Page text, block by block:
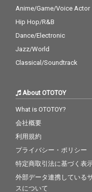
Anime/Game/Voice Actor
Hip Hop/R&B
Dance/Electronic
Jazz/World
Classical/Soundtrack
About OTOTOY
What is OTOTOY?
会社概要
利用規約
プライバシー・ポリシー
特定商取引法に基づく表
外部データ連携している
スについて